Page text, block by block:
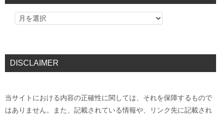
DISCLAIMER
当サイトにおける内容の正確性に関しては、それを保障するもので
はありません。また、記載されている情報や、リンク先に記載され